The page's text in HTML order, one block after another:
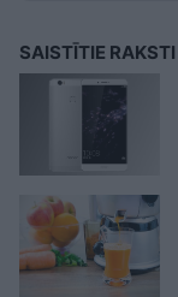
SAISTĪTIE RAKSTI